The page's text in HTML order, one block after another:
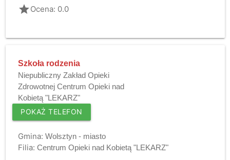
gradeOcena: 0.0
Szkoła rodzenia
Niepubliczny Zakład Opieki
Zdrowotnej Centrum Opieki nad
Kobietą "LEKARZ"
POKAŻ TELEFON
Gmina: Wolsztyn - miasto
Filia: Centrum Opieki nad Kobietą "LEKARZ"